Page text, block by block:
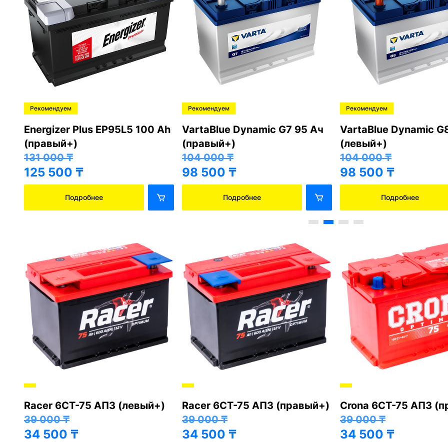
Рекомендуем
Energizer Plus EP95L5 100 Ah
(правый+)
131 000₸
125 500 ₸
Подробнее
Рекомендуем
VartaBlue Dynamic G7 95 Ач
(правый+)
104 000₸
98 500 ₸
Подробнее
Рекомендуем
VartaBlue Dynamic
(левый+)
104 000₸
98 500 ₸
Подробнее
Racer 6СТ-75 АПЗ (левый+)
39 000₸
34 500 ₸
Racer 6СТ-75 АПЗ (правый+)
39 000₸
34 500 ₸
Crona 6СТ-75 АПЗ
39 000₸
34 500 ₸